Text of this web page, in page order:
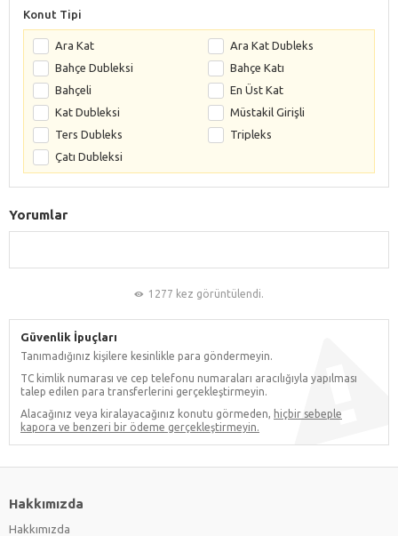
Konut Tipi
Ara Kat
Ara Kat Dubleks
Bahçe Dubleksi
Bahçe Katı
Bahçeli
En Üst Kat
Kat Dubleksi
Müstakil Girişli
Ters Dubleks
Tripleks
Çatı Dubleksi
Yorumlar
1277 kez görüntülendi.
Güvenlik İpuçları
Tanımadığınız kişilere kesinlikle para göndermeyin.
TC kimlik numarası ve cep telefonu numaraları aracılığıyla yapılması
talep edilen para transferlerini gerçekleştirmeyin.
Alacağınız veya kiralayacağınız konutu görmeden, hiçbir sebeple
kapora ve benzeri bir ödeme gerçekleştirmeyin.
Hakkımızda
Hakkımızda